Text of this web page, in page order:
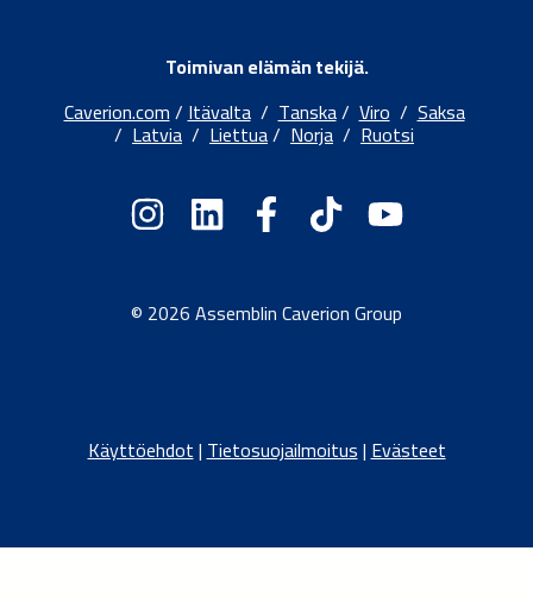
Toimivan elämän tekijä.
Caverion.com/Itävalta/Tanska/Viro/Saksa
/ Latvia / Liettua/ Norja / Ruotsi
© 2026 Assemblin Caverion Group
Käyttöehdot|Tietosuojailmoitus|Evästeet